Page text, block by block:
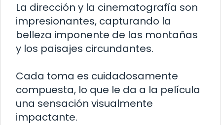
La dirección y la cinematografía son
impresionantes, capturando la
belleza imponente de las montañas
y los paisajes circundantes.
Cada toma es cuidadosamente
compuesta, lo que le da a la película
una sensación visualmente
impactante.